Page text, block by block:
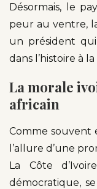
Désormais, le
peur au ventre,
un président
dans l’histoire à
La morale
africain
Comme souvent
l’allure d’une
La Côte
démocratique,